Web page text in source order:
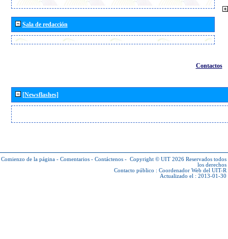
Sala de redacción
Contactos
[Newsflashes]
Comienzo de la página - Comentarios - Contáctenos - Copyright © UIT 2026 Reservados todos
los derechos
Contacto público : Coordenador Web del UIT-R
Actualizado el : 2013-01-30